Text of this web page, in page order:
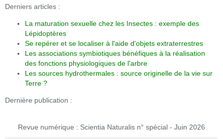
Derniers articles :
La maturation sexuelle chez les Insectes : exemple des
Lépidoptères
Se repérer et se localiser à l'aide d'objets extraterrestres
Les associations symbiotiques bénéfiques à la réalisation
des fonctions physiologiques de l'arbre
Les sources hydrothermales : source originelle de la vie sur
Terre ?
Dernière publication :
Revue numérique : Scientia Naturalis n° spécial - Juin 2026